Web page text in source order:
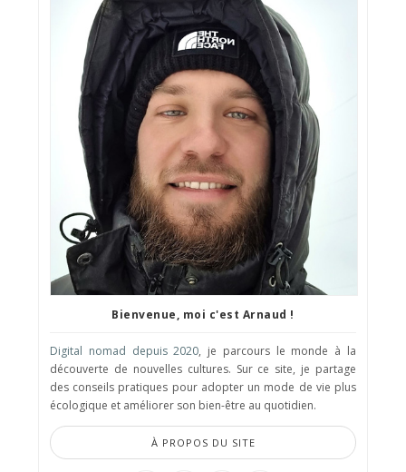
Bienvenue, moi c'est Arnaud !
Digital nomad depuis 2020, je parcours le monde à la
découverte de nouvelles cultures. Sur ce site, je partage
des conseils pratiques pour adopter un mode de vie plus
écologique et améliorer son bien-être au quotidien.
À PROPOS DU SITE